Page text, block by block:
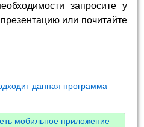
запросите у
или почитайте
данная программа
мобильное приложение